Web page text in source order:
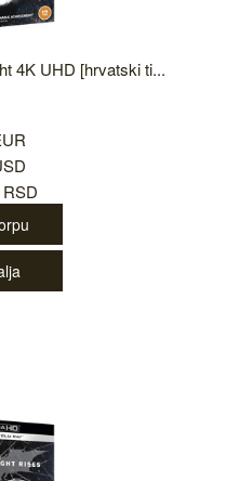
4K UHD [hrvatski ti...
RSD